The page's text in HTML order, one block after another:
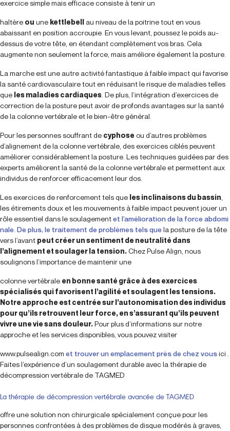
exercice simple mais efficace consiste à tenir un
haltère ou une kettlebell au niveau de la poitrine tout en vous
abaissant en position accroupie. En vous levant, poussez le poids au-
dessus de votre tête, en étendant complètement vos bras. Cela
augmente non seulement la force, mais améliore également la posture.
La marche est une autre activité fantastique à faible impact qui favorise
la santé cardiovasculaire tout en réduisant le risque de maladies telles
que les maladies cardiaques . De plus, l’intégration d’exercices de
correction de la posture peut avoir de profonds avantages sur la santé
de la colonne vertébrale et le bien-être général.
Pour les personnes souffrant de cyphoseou d’autres problèmes
d’alignement de la colonne vertébrale, des exercices ciblés peuvent
améliorer considérablement la posture. Les techniques guidées par des
experts améliorent la santé de la colonne vertébrale et permettent aux
individus de renforcer efficacement leur dos.
Les exercices de renforcement tels que les inclinaisons du bassin
les étirements doux et les mouvements à faible impact peuvent jouer un
rôle essentiel dans le soulagementet l’amélioration de la force abdomi
nale. De plus, le traitement de problèmes tels que la posture de la tête
vers l’avant peut créer un sentiment de neutralité dans
l’alignement et soulager la tension.Chez Pulse Align, nous
soulignons l’importance de maintenir une
colonne vertébrale en bonne santé grâce à des exercices
spécialisés qui favorisent l’agilité et soulagent les tensions.
Notre approche est centrée sur l’autonomisation des individus
pour qu’ils retrouvent leur force, en s’assurant qu’ils peuvent
vivre une vie sans douleur.Pour plus d’informations sur notre
approche et les services disponibles, vous pouvez visiter
www.pulsealign.com et trouver un emplacement près de chez vousici
Faites l’expérience d’un soulagement durable avec la thérapie de
décompression vertébrale de TAGMED
La thérapie de décompression vertébrale avancée de TAGMED
offre une solution non chirurgicale spécialement conçue pour les
personnes confrontées à des problèmes de disque modérés à graves,